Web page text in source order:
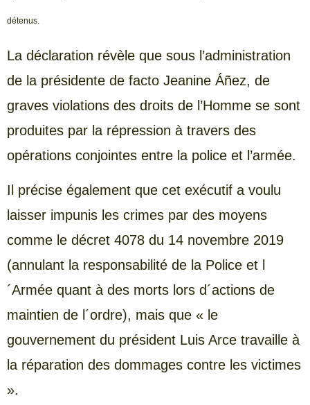
détenus.
La déclaration révèle que sous l’administration
de la présidente de facto Jeanine Áñez, de
graves violations des droits de l’Homme se sont
produites par la répression à travers des
opérations conjointes entre la police et l’armée.
Il précise également que cet exécutif a voulu
laisser impunis les crimes par des moyens
comme le décret 4078 du 14 novembre 2019
(annulant la responsabilité de la Police et l
´Armée quant à des morts lors d´actions de
maintien de l´ordre), mais que « le
gouvernement du président Luis Arce travaille à
la réparation des dommages contre les victimes
».